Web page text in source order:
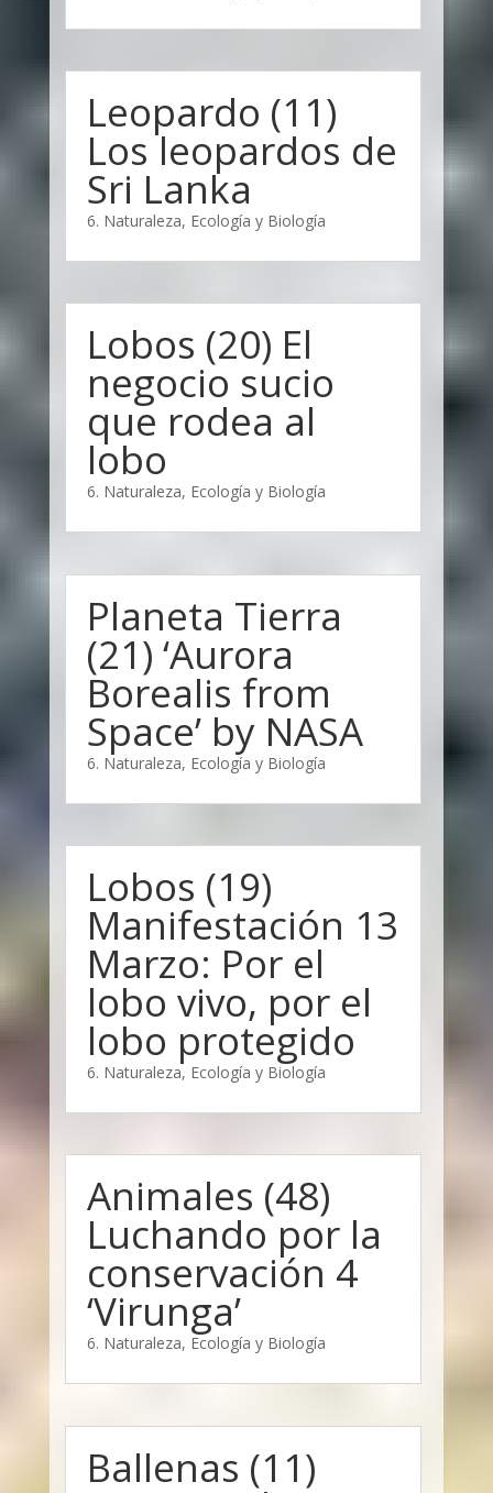
Leopardo (11)
Los leopardos de
Sri Lanka
6. Naturaleza, Ecología y Biología
Lobos (20) El
negocio sucio
que rodea al
lobo
6. Naturaleza, Ecología y Biología
Planeta Tierra
(21) ‘Aurora
Borealis from
Space’ by NASA
6. Naturaleza, Ecología y Biología
Lobos (19)
Manifestación 13
Marzo: Por el
lobo vivo, por el
lobo protegido
6. Naturaleza, Ecología y Biología
Animales (48)
Luchando por la
conservación 4
‘Virunga’
6. Naturaleza, Ecología y Biología
Ballenas (11)